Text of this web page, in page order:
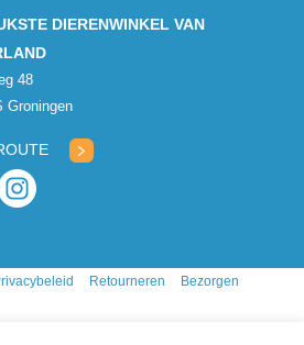
DIERENWINKEL VAN
48
Groningen
Retourneren
Bezorgen